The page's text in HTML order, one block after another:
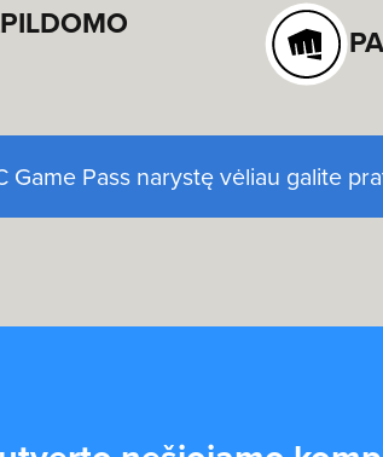
Game Pass narystę vėliau galite